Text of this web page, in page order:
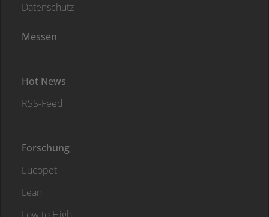
Datenschutz
Messen
Hot News
RSS-Feed
Forschung
Eucopet
Lean